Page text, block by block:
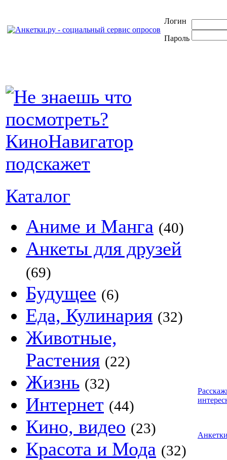
Логин
Пароль
Каталог
Аниме и Манга (40)
Анкеты для друзей
(69)
Будущее (6)
Еда, Кулинария (32)
Животные,
Растения (22)
Жизнь (32)
Интернет (44)
Кино, видео (23)
Красота и Мода (32)